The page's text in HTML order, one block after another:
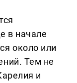
в начале
около или
Тем не
и